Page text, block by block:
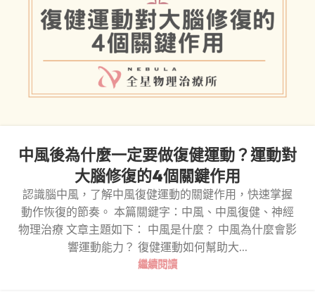
中風後為什麼一定要做復健運動？運動對
大腦修復的4個關鍵作用
認識腦中風，了解中風復健運動的關鍵作用，快速掌握
動作恢復的節奏。 本篇關鍵字：中風、中風復健、神經
物理治療 文章主題如下： 中風是什麼？ 中風為什麼會影
響運動能力？ 復健運動如何幫助大...
繼續閱讀